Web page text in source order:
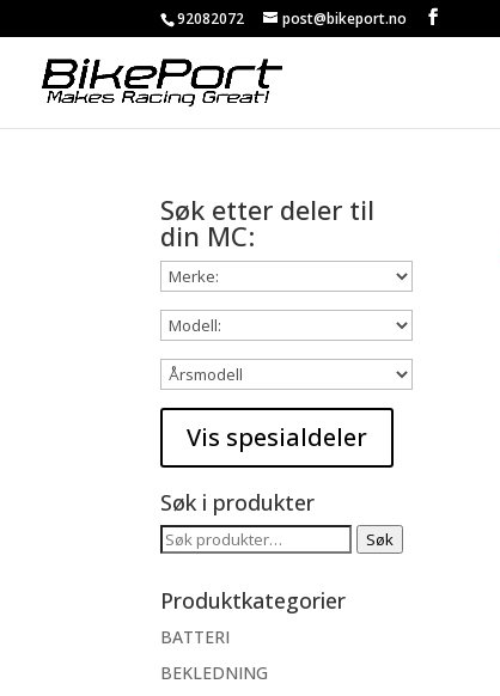
92082072 post@bikeport.no
Søk etter deler til
din MC:
Søk i produkter
Søk
Søk
Produktkategorier
BATTERI
BEKLEDNING